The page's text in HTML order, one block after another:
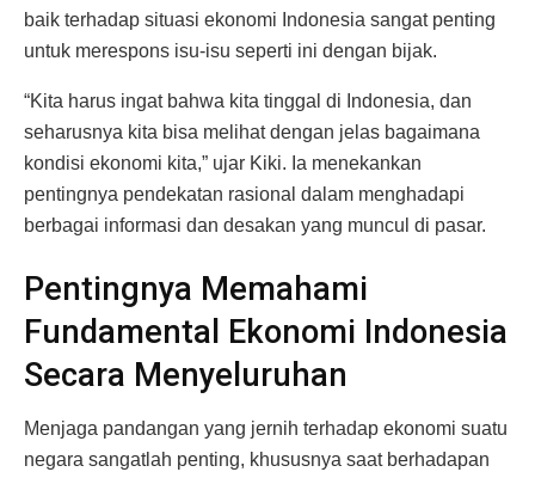
baik terhadap situasi ekonomi Indonesia sangat penting
untuk merespons isu-isu seperti ini dengan bijak.
“Kita harus ingat bahwa kita tinggal di Indonesia, dan
seharusnya kita bisa melihat dengan jelas bagaimana
kondisi ekonomi kita,” ujar Kiki. Ia menekankan
pentingnya pendekatan rasional dalam menghadapi
berbagai informasi dan desakan yang muncul di pasar.
Pentingnya Memahami
Fundamental Ekonomi Indonesia
Secara Menyeluruhan
Menjaga pandangan yang jernih terhadap ekonomi suatu
negara sangatlah penting, khususnya saat berhadapan